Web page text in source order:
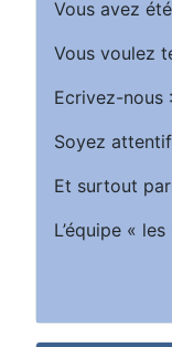
Vous avez
Vous voulez
Ecrivez-nous :
Soyez
Et surtout
L’équipe «